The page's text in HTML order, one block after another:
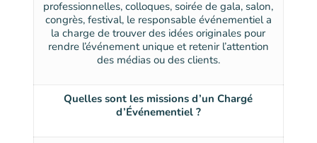
professionnelles, colloques, soirée de gala, salon,
congrès, festival, le responsable événementiel a
la charge de trouver des idées originales pour
rendre l’événement unique et retenir l’attention
des médias ou des clients.
Quelles sont les missions d’un Chargé
d’Événementiel ?